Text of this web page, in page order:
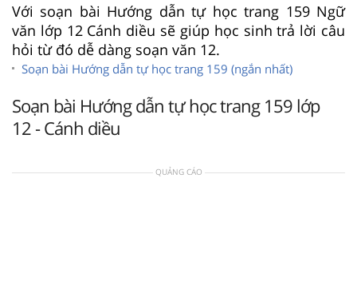
Với soạn bài Hướng dẫn tự học trang 159 Ngữ
văn lớp 12 Cánh diều sẽ giúp học sinh trả lời câu
hỏi từ đó dễ dàng soạn văn 12.
Soạn bài Hướng dẫn tự học trang 159 (ngắn nhất)
Soạn bài Hướng dẫn tự học trang 159 lớp
12 - Cánh diều
QUẢNG CÁO